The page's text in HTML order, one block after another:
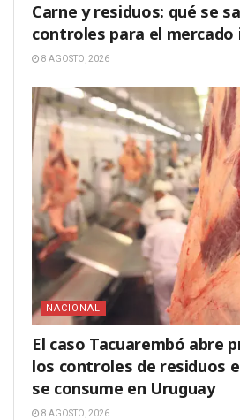
Carne y residuos: qué se
controles para el
8 AGOSTO, 2026
NACIONAL
El caso Tacuarembó abre
los controles de residuos
se consume en Uruguay
8 AGOSTO, 2026